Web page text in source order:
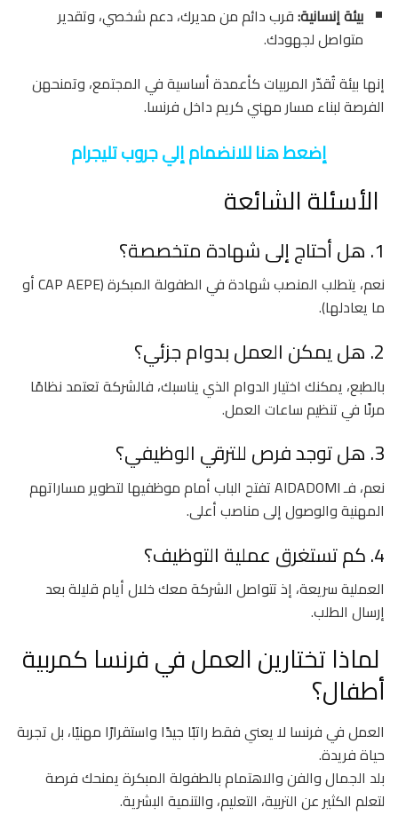
بيئة إنسانية:قرب دائم من مديرك، دعم شخصي، وتقدير
متواصل لجهودك.
إنها بيئة تُقدّر المربيات كأعمدة أساسية في المجتمع، وتمنحهن
الفرصة لبناء مسار مهني كريم داخل فرنسا.
إضعط هنا للانضمام إلي جروب تليجرام
الأسئلة الشائعة
1. هل أحتاج إلى شهادة متخصصة؟
نعم، يتطلب المنصب شهادة في الطفولة المبكرة (CAP AEPE أو
ما يعادلها).
2. هل يمكن العمل بدوام جزئي؟
بالطبع، يمكنك اختيار الدوام الذي يناسبك، فالشركة تعتمد نظامًا
مرنًا في تنظيم ساعات العمل.
3. هل توجد فرص للترقي الوظيفي؟
نعم، فـ AIDADOMI تفتح الباب أمام موظفيها لتطوير مساراتهم
المهنية والوصول إلى مناصب أعلى.
4. كم تستغرق عملية التوظيف؟
العملية سريعة، إذ تتواصل الشركة معك خلال أيام قليلة بعد
إرسال الطلب.
لماذا تختارين العمل في فرنسا كمربية
أطفال؟
العمل في فرنسا لا يعني فقط راتبًا جيدًا واستقرارًا مهنيًا، بل تجربة
حياة فريدة.
بلد الجمال والفن والاهتمام بالطفولة المبكرة يمنحك فرصة
لتعلم الكثير عن التربية، التعليم، والتنمية البشرية.